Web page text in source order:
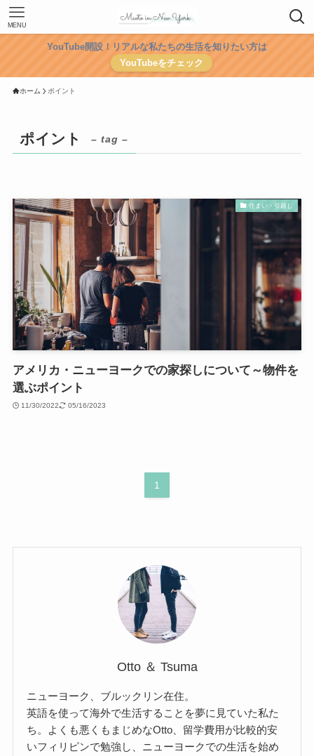
MENU
YouTube開設！リアルな私たちの生活を知りたい方は
YouTubeをチェック
ホーム ポイント
ポイント – tag –
住まい・引越し
アメリカ・ニューヨークでの家探しについて～物件を
選ぶポイント
11/30/2022 05/16/2023
1
Otto ＆ Tsuma
ニューヨーク、ブルックリン在住。
英語を使って海外で生活することを夢に見ていた私た
ち。よくも悪くもまじめなOtto、留学費用が比較的安
いフィリピンで勉強し、ニューヨークでの生活を始め